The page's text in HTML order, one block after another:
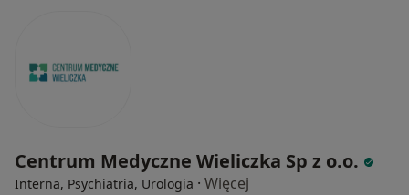
Centrum Medyczne Wieliczka Sp z o.o.
Interna, Psychiatria, Urologia · Więcej